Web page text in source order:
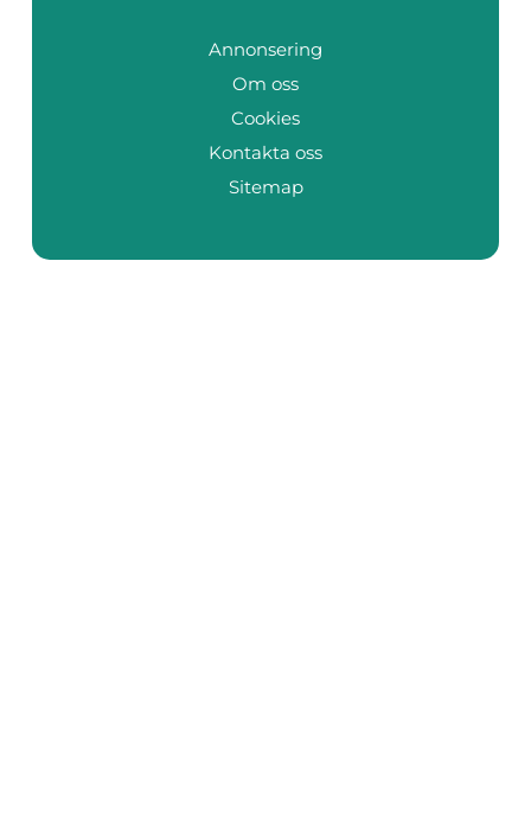
Annonsering
Om oss
Cookies
Kontakta oss
Sitemap